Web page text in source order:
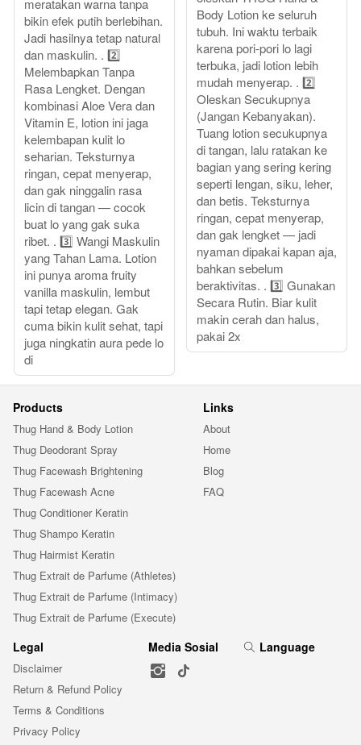
meratakan warna tanpa
bikin efek putih berlebihan.
Jadi hasilnya tetap natural
dan maskulin. . 2️⃣
Melembapkan Tanpa
Rasa Lengket. Dengan
kombinasi Aloe Vera dan
Vitamin E, lotion ini jaga
kelembapan kulit lo
seharian. Teksturnya
ringan, cepat menyerap,
dan gak ninggalin rasa
licin di tangan — cocok
buat lo yang gak suka
ribet. . 3️⃣ Wangi Maskulin
yang Tahan Lama. Lotion
ini punya aroma fruity
vanilla maskulin, lembut
tapi tetap elegan. Gak
cuma bikin kulit sehat, tapi
juga ningkatin aura pede lo
di
Body Lotion ke seluruh
tubuh. Ini waktu terbaik
karena pori-pori lo lagi
terbuka, jadi lotion lebih
mudah menyerap. . 2️⃣
Oleskan Secukupnya
(Jangan Kebanyakan).
Tuang lotion secukupnya
di tangan, lalu ratakan ke
bagian yang sering kering
seperti lengan, siku, leher,
dan betis. Teksturnya
ringan, cepat menyerap,
dan gak lengket — jadi
nyaman dipakai kapan aja,
bahkan sebelum
beraktivitas. . 3️⃣ Gunakan
Secara Rutin. Biar kulit
makin cerah dan halus,
pakai 2x
Products
Thug Hand & Body Lotion
Thug Deodorant Spray
Thug Facewash Brightening
Thug Facewash Acne
Thug Conditioner Keratin
Thug Shampo Keratin
Thug Hairmist Keratin
Thug Extrait de Parfume (Athletes)
Thug Extrait de Parfume (Intimacy)
Thug Extrait de Parfume (Execute)
Links
About
Home
Blog
FAQ
Legal
Disclaimer
Return & Refund Policy
Terms & Conditions
Privacy Policy
Media Sosial Language